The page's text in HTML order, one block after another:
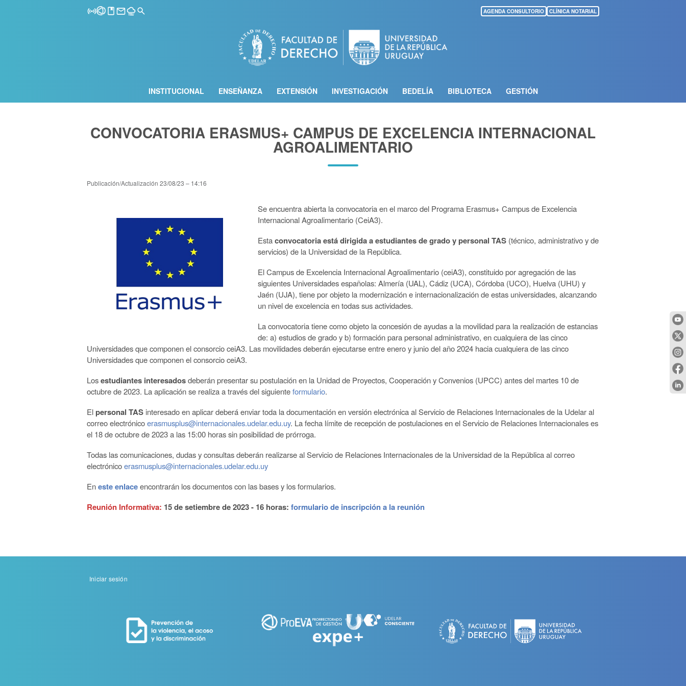
contenido
principal
AGENDA CONSULTORIO CLÍNICA NOTARIAL
INSTITUCIONAL ENSEÑANZA EXTENSIÓN INVESTIGACIÓN BEDELÍA BIBLIOTECA GESTIÓN
CONVOCATORIA ERASMUS+ CAMPUS DE EXCELENCIA INTERNACIONAL
AGROALIMENTARIO
Publicación/Actualización 23/08/23 – 14:16
Se encuentra abierta la convocatoria en el marco del Programa Erasmus+ Campus de Excelencia
Internacional Agroalimentario (CeiA3).
Estaconvocatoria está dirigida a estudiantes de grado y personal TAS(técnico, administrativo y de
servicios) de la Universidad de la República.
El Campus de Excelencia Internacional Agroalimentario (ceiA3), constituido por agregación de las
siguientes Universidades españolas: Almería (UAL), Cádiz (UCA), Córdoba (UCO), Huelva (UHU) y
Jaén (UJA), tiene por objeto la modernización e internacionalización de estas universidades, alcanzando
un nivel de excelencia en todas sus actividades.
La convocatoria tiene como objeto la concesión de ayudas a la movilidad para la realización de estancias
de: a) estudios de grado y b) formación para personal administrativo, en cualquiera de las cinco
Universidades que componen el consorcio ceiA3. Las movilidades deberán ejecutarse entre enero y junio del año 2024 hacia cualquiera de las cinco
Universidades que componen el consorcio ceiA3.
Losestudiantes interesadosdeberán presentar su postulación en la Unidad de Proyectos, Cooperación y Convenios (UPCC) antes del martes 10 de
octubre de 2023. La aplicación se realiza a través del siguienteformulario.
Elpersonal TAS interesado en aplicar deberá enviar toda la documentación en versión electrónica al Servicio de Relaciones Internacionales de la Udelar al
correo electrónicoerasmusplus@internacionales.udelar.edu.uy. La fecha límite de recepción de postulaciones en el Servicio de Relaciones Internacionales es
el 18 de octubre de 2023 a las 15:00 horas sin posibilidad de prórroga.
Todas las comunicaciones, dudas y consultas deberán realizarse al Servicio de Relaciones Internacionales de la Universidad de la República al correo
electrónicoerasmusplus@internacionales.udelar.edu.uy
Eneste enlaceencontrarán los documentos con las bases y los formularios.
Reunión Informativa: 15 de setiembre de 2023 - 16 horas: formulario de inscripción a la reunión
Menu
Iniciar sesión